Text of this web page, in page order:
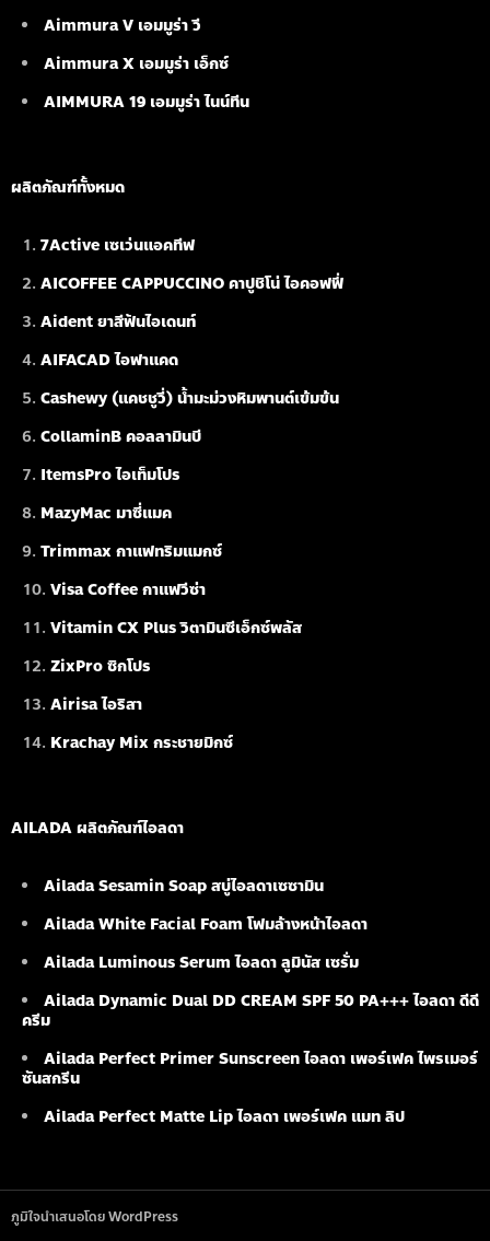
Aimmura V เอมมูร่า วี
Aimmura X เอมมูร่า เอ็กซ์
AIMMURA 19 เอมมูร่า ไนน์ทีน
ผลิตภัณฑ์ทั้งหมด
7Active เซเว่นแอคทีฟ
AICOFFEE CAPPUCCINO คาปูชิโน่ ไอคอฟฟี่
Aident ยาสีฟันไอเดนท์
AIFACAD ไอฟาแคด
Cashewy (แคชชูวี่) น้ำมะม่วงหิมพานต์เข้มข้น
CollaminB คอลลามินบี
ItemsPro ไอเท็มโปร
MazyMac มาซี่แมค
Trimmax กาแฟทริมแมกซ์
Visa Coffee กาแฟวีซ่า
Vitamin CX Plus วิตามินซีเอ็กซ์พลัส
ZixPro ซิกโปร
Airisa ไอริสา
Krachay Mix กระชายมิกซ์
AILADA ผลิตภัณฑ์ไอลดา
Ailada Sesamin Soapสบู่ไอลดาเซซามิน
Ailada White Facial Foamโฟมล้างหน้าไอลดา
Ailada Luminous Serumไอลดา ลูมินัส เซรั่ม
Ailada Dynamic Dual DD CREAM SPF 50 PA+++ ไอลดา ดีดี
ครีม
Ailada Perfect Primer Sunscreen ไอลดา เพอร์เฟค ไพรเมอร์
ซันสกรีน
Ailada Perfect Matte Lip ไอลดา เพอร์เฟค แมท ลิป
ภูมิใจนำเสนอโดย WordPress